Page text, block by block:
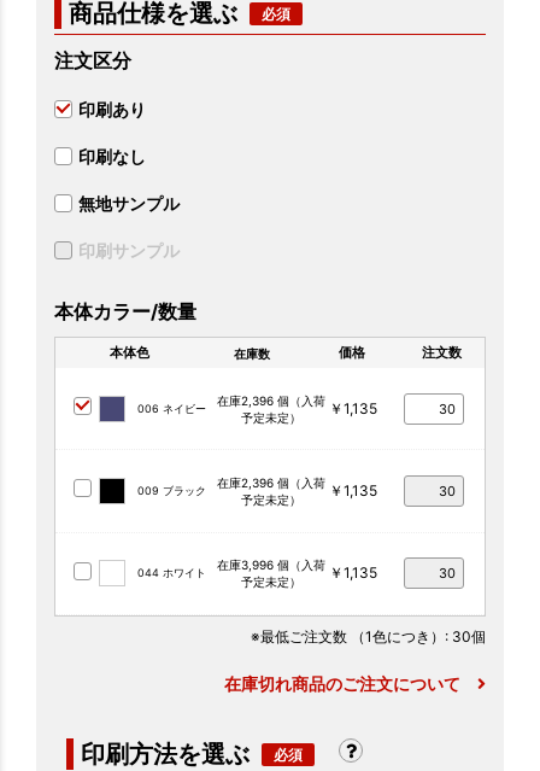
商品仕様を選ぶ
注文区分
印刷あり
印刷なし
無地サンプル
印刷サンプル
本体カラー/数量
本体色 在庫数 価格 注文数
006 ネイビー
在庫2,396 個（入荷
予定未定）
￥1,135
009 ブラック
在庫2,396 個（入荷
予定未定）
￥1,135
044 ホワイト
在庫3,996 個（入荷
予定未定）
￥1,135
※最低ご注文数 （1色につき） : 30個
在庫切れ商品のご注文について
印刷方法を選ぶ